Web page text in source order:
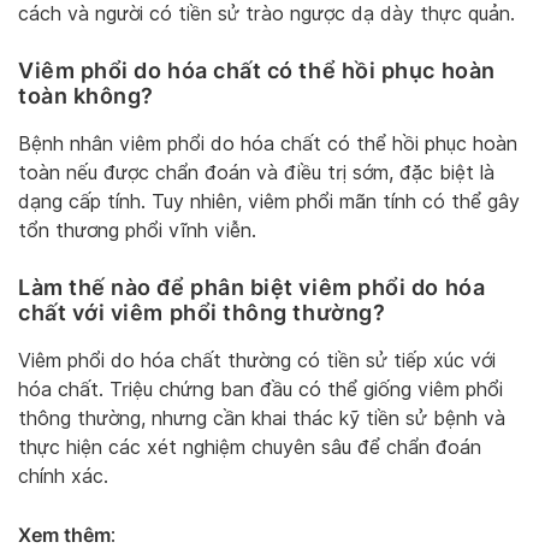
cách và người có tiền sử trào ngược dạ dày thực quản.
Viêm phổi do hóa chất có thể hồi phục hoàn
toàn không?
Bệnh nhân viêm phổi do hóa chất có thể hồi phục hoàn
toàn nếu được chẩn đoán và điều trị sớm, đặc biệt là
dạng cấp tính. Tuy nhiên, viêm phổi mãn tính có thể gây
tổn thương phổi vĩnh viễn.
Làm thế nào để phân biệt viêm phổi do hóa
chất với viêm phổi thông thường?
Viêm phổi do hóa chất thường có tiền sử tiếp xúc với
hóa chất. Triệu chứng ban đầu có thể giống viêm phổi
thông thường, nhưng cần khai thác kỹ tiền sử bệnh và
thực hiện các xét nghiệm chuyên sâu để chẩn đoán
chính xác.
Xem thêm: